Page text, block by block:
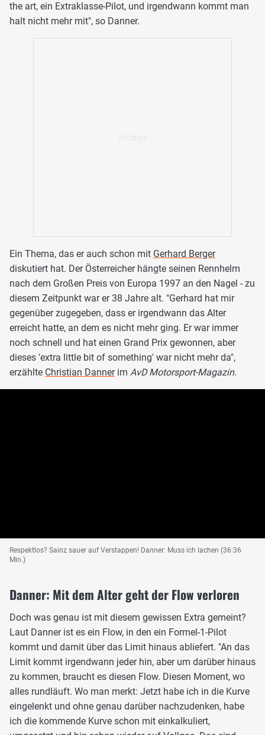
the art, ein Extraklasse-Pilot, und irgendwann kommt man
halt nicht mehr mit", so Danner.
Ein Thema, das er auch schon mit Gerhard Berger
diskutiert hat. Der Österreicher hängte seinen Rennhelm
nach dem Großen Preis von Europa 1997 an den Nagel - zu
diesem Zeitpunkt war er 38 Jahre alt. "Gerhard hat mir
gegenüber zugegeben, dass er irgendwann das Alter
erreicht hatte, an dem es nicht mehr ging. Er war immer
noch schnell und hat einen Grand Prix gewonnen, aber
dieses 'extra little bit of something' war nicht mehr da",
erzählte Christian Dannerim AvD Motorsport-Magazin.
Respektlos? Sainz sauer auf Verstappen! Danner: Muss ich lachen (36:36
Min.)
Danner: Mit dem Alter geht der Flow verloren
Doch was genau ist mit diesem gewissen Extra gemeint?
Laut Danner ist es ein Flow, in den ein Formel-1-Pilot
kommt und damit über das Limit hinaus abliefert. "An das
Limit kommt irgendwann jeder hin, aber um darüber hinaus
zu kommen, braucht es diesen Flow. Diesen Moment, wo
alles rundläuft. Wo man merkt: Jetzt habe ich in die Kurve
eingelenkt und ohne genau darüber nachzudenken, habe
ich die kommende Kurve schon mit einkalkuliert,